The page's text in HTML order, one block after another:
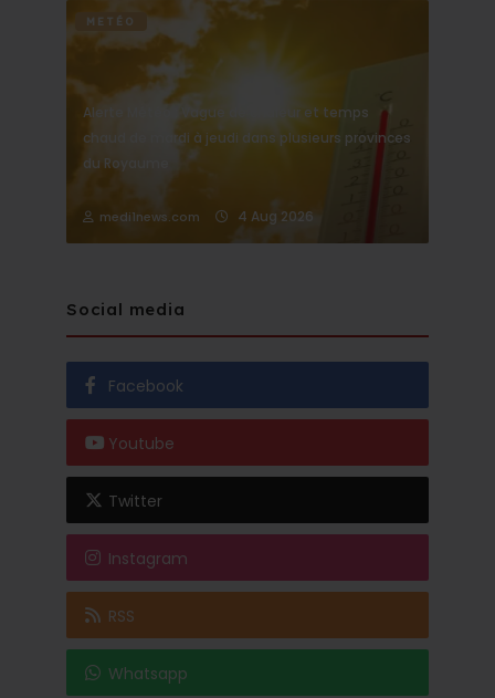
METÉO
Alerte Météo : Vague de chaleur et temps
chaud de mardi à jeudi dans plusieurs provinces
du Royaume
medi1news.com 4 Aug 2026
Social media
Facebook
Youtube
Twitter
Instagram
RSS
Whatsapp